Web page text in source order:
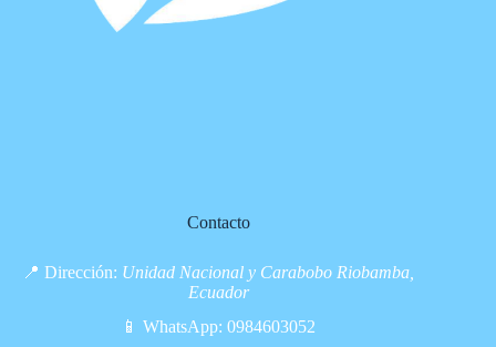
Contacto
📍 Dirección: Unidad Nacional y Carabobo Riobamba,
Ecuador
📱 WhatsApp:0984603052